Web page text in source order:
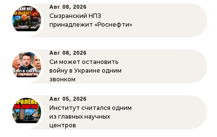
Авг 08, 2026
Сызранский НПЗ
принадлежит «Роснефти»
Авг 08, 2026
Си может остановить
войну в Украине одним
звонком
Авг 05, 2026
Институт считался одним
из главных научных
центров